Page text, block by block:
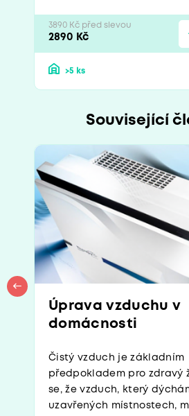
3890 Kč před slevou
2890 Kč
>5 ks
Související
Úprava vzduchu v
domácnosti
Čistý vzduch je základním
předpokladem pro zdravý
se, že vzduch, který
uzavřených místnostech,